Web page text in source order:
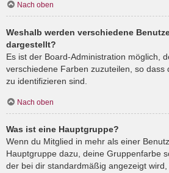
Nach oben
Weshalb werden verschiedene
dargestellt?
Es ist der Board-Administration möglich,
verschiedene Farben zuzuteilen, so dass
zu identifizieren sind.
Nach oben
Was ist eine Hauptgruppe?
Wenn du Mitglied in mehr als einer
Hauptgruppe dazu, deine Gruppenfarbe
der bei dir standardmäßig angezeigt